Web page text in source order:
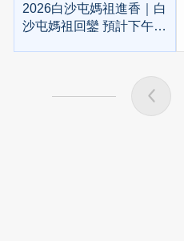
2026白沙屯媽祖進香｜白
沙屯媽祖回鑾 預計下午